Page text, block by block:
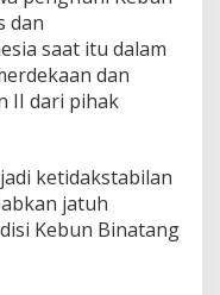
dan
saat itu dalam
dan
II dari pihak
ketidakstabilan
jatuh
Kebun Binatang